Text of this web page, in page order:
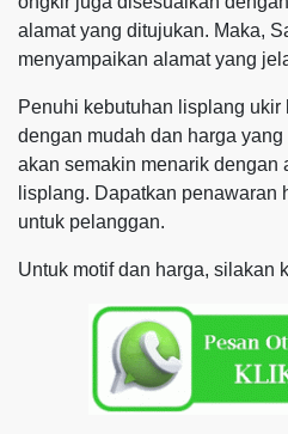
alamat yang ditujukan. Maka,
menyampaikan alamat yang
Penuhi kebutuhan lisplang
dengan mudah dan harga
akan semakin menarik dengan
lisplang. Dapatkan penawaran
untuk pelanggan.
Untuk motif dan harga, silakan